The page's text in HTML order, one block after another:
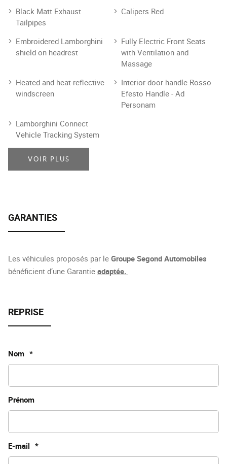
Black Matt Exhaust
Tailpipes
Calipers Red
Embroidered Lamborghini
shield on headrest
Fully Electric Front Seats
with Ventilation and
Massage
Heated and heat-reflective
windscreen
Interior door handle Rosso
Efesto Handle - Ad
Personam
Lamborghini Connect
Vehicle Tracking System
VOIR PLUS
Les véhicules proposés par le Groupe Segond Automobiles
bénéficient d’une Garantie adaptée.
Nom *
Prénom
E-mail *